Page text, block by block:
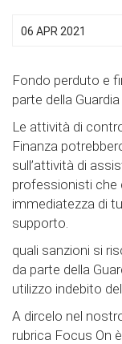
06 APR 2021
Fondo perduto e
parte della
Le attività di
Finanza
sull’attività di
professionisti che
immediatezza di
supporto.
quali sanzioni si
da parte della
utilizzo indebito
A dircelo nel
rubrica Focus On